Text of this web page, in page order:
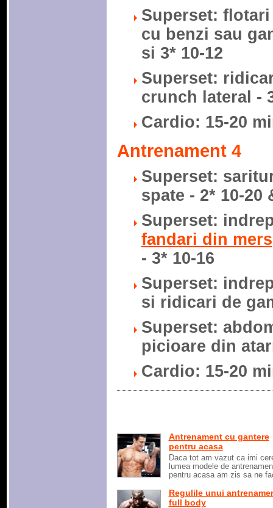
Superset:
cu benzi sau
si 3* 10-12
Superset:
crunch lateral -
Cardio: 15-20
Antrenament 4
Superset:
spate - 2* 10-20
Superset:
fandari din mers
- 3* 10-16
Superset:
si ridicari de
Superset:
picioare din
Cardio: 15-20
Antrenament cu gantere
pentru acasa
Daca tot am vazut ca imi
lumea modele de
pentru acasa am zis sa ne
Regulile unui
full body